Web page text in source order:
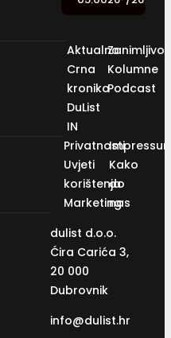
Aktualno
Crna
kronika
DuList
IN
Kolumne
Podcast
Privatnosti
Uvjeti
korištenja
Marketing
Kako
do
nas
dulist d.o.o.
Ćira Carića 3,
20 000
Dubrovnik
info@dulist.hr